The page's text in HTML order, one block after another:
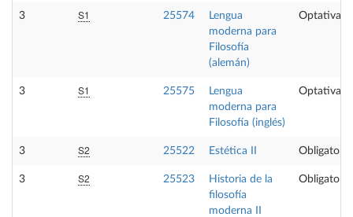
3 S1 25574
Lengua
moderna para
Filosofía
(alemán)
Optativa
3 S1 25575
Lengua
moderna para
Filosofía (inglés)
Optativa
3 S2 25522 Estética II Obligatoria
3 S2 25523
Historia de la
filosofía
moderna II
Obligatoria